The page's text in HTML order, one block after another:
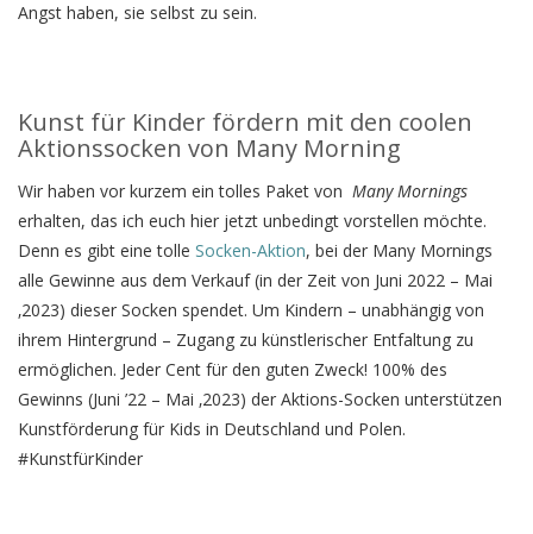
Angst haben, sie selbst zu sein.
Kunst für Kinder fördern mit den coolen
Aktionssocken von Many Morning
Wir haben vor kurzem ein tolles Paket von Many Mornings
erhalten, das ich euch hier jetzt unbedingt vorstellen möchte.
Denn es gibt eine tolle Socken-Aktion, bei der Many Mornings
alle Gewinne aus dem Verkauf (in der Zeit von Juni 2022 – Mai
‚2023) dieser Socken spendet. Um Kindern – unabhängig von
ihrem Hintergrund – Zugang zu künstlerischer Entfaltung zu
ermöglichen. Jeder Cent für den guten Zweck! 100% des
Gewinns (Juni ’22 – Mai ‚2023) der Aktions-Socken unterstützen
Kunstförderung für Kids in Deutschland und Polen.
#KunstfürKinder